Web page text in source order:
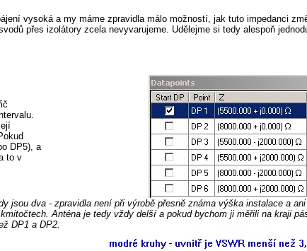
vysoká a my máme zpravidla málo možností, jak tuto impedanci
přes izolátory zcela nevyvarujeme. Udělejme si tedy alespoň
DP5), a
to v
dva - zpravidla není při výrobě přesně známa výška instalace a
Anténa je tedy vždy delší a pokud bychom ji měřili na kraji
DP1 a DP2.